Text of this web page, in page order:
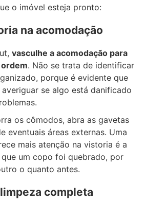
o imóvel esteja pronto:
na acomodação
vasculhe a acomodação para
. Não se trata de identificar
porque é evidente que
se algo está danificado
os cômodos, abra as gavetas
eventuais áreas externas. Uma
mais atenção na vistoria é a
um copo foi quebrado, por
o quanto antes.
completa